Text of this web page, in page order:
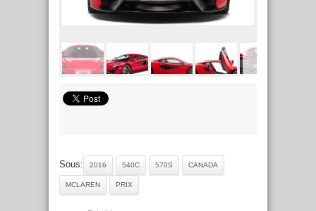
Sous: 2016 540C 570S CANADA
MCLAREN PRIX